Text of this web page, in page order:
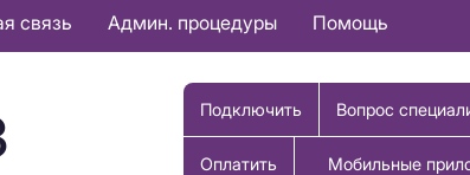
связь Админ. процедуры Помощь
Подключить Вопрос
Оплатить Мобильные